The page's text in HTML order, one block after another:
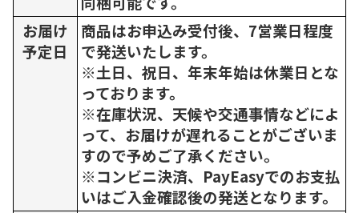
お届け
予定日
商品はお申込み受付後、7営業日程度
で発送いたします。
※土日、祝日、年末年始は休業日とな
っております。
※在庫状況、天候や交通事情などによ
って、お届けが遅れることがございま
すので予めご了承ください。
※コンビニ決済、PayEasyでのお支払
いはご入金確認後の発送となります。